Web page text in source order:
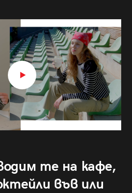
те на кафе,
във или